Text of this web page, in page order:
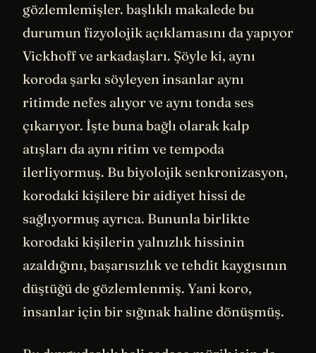
gözlemlemişler. başlıklı makalede bu
durumun fizyolojik açıklamasını da yapıyor
Vickhoff ve arkadaşları. Şöyle ki, aynı
koroda şarkı söyleyen insanlar aynı
ritimde nefes alıyor ve aynı tonda ses
çıkarıyor. İşte buna bağlı olarak kalp
atışları da aynı ritim ve tempoda
ilerliyormuş. Bu biyolojik senkronizasyon,
korodaki kişilere bir aidiyet hissi de
sağlıyormuş ayrıca. Bununla birlikte
korodaki kişilerin yalnızlık hissinin
azaldığını, başarısızlık ve tehdit kaygısının
düştüğü de gözlemlenmiş. Yani koro,
insanlar için bir sığınak haline dönüşmüş.